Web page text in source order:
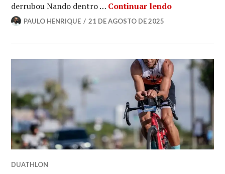
derrubou Nando dentro … Continuar lendo
PAULO HENRIQUE 21 DE AGOSTO DE 2025
DUATHLON